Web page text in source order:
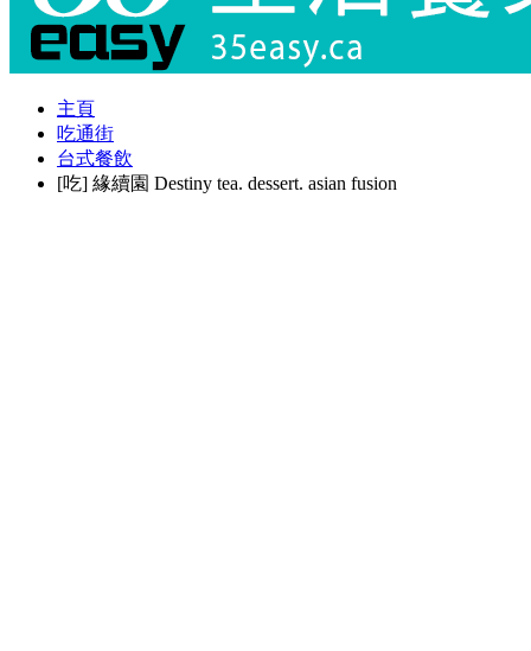
主頁
吃通街
台式餐飲
[吃] 緣續園 Destiny tea. dessert. asian fusion